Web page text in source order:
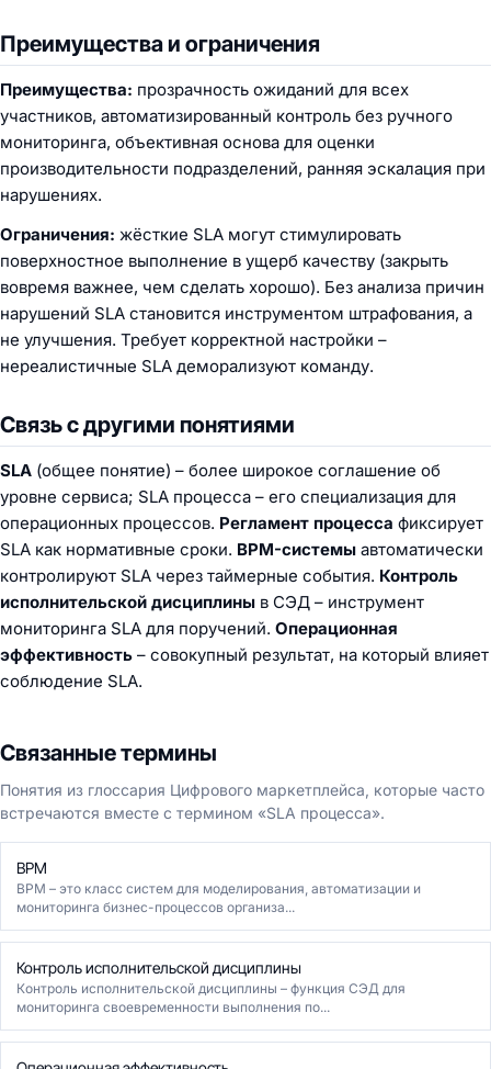
Преимущества и ограничения
Преимущества: прозрачность ожиданий для всех
участников, автоматизированный контроль без ручного
мониторинга, объективная основа для оценки
производительности подразделений, ранняя эскалация при
нарушениях.
Ограничения: жёсткие SLA могут стимулировать
поверхностное выполнение в ущерб качеству (закрыть
вовремя важнее, чем сделать хорошо). Без анализа причин
нарушений SLA становится инструментом штрафования, а
не улучшения. Требует корректной настройки –
нереалистичные SLA деморализуют команду.
Связь с другими понятиями
SLA (общее понятие) – более широкое соглашение об
уровне сервиса; SLA процесса – его специализация для
операционных процессов. Регламент процесса фиксирует
SLA как нормативные сроки. BPM-системы автоматически
контролируют SLA через таймерные события. Контроль
исполнительской дисциплины в СЭД – инструмент
мониторинга SLA для поручений. Операционная
эффективность – совокупный результат, на который влияет
соблюдение SLA.
Связанные термины
Понятия из глоссария Цифрового маркетплейса, которые часто
встречаются вместе с термином «SLA процесса».
BPM
BPM – это класс систем для моделирования, автоматизации и
мониторинга бизнес-процессов организа...
Контроль исполнительской дисциплины
Контроль исполнительской дисциплины – функция СЭД для
мониторинга своевременности выполнения по...